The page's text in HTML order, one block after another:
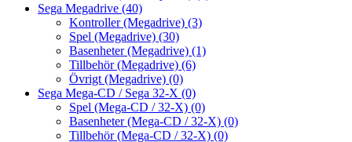
Sega Megadrive (40)
Kontroller (Megadrive) (3)
Spel (Megadrive) (30)
Basenheter (Megadrive) (1)
Tillbehör (Megadrive) (6)
Övrigt (Megadrive) (0)
Sega Mega-CD / Sega 32-X (0)
Spel (Mega-CD / 32-X) (0)
Basenheter (Mega-CD / 32-X) (0)
Tillbehör (Mega-CD / 32-X) (0)